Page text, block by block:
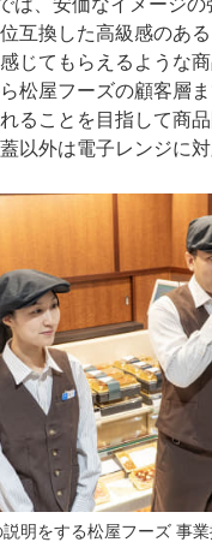
互換した高級感のあ
じてもらえるような
松屋フーズの顧客層
ることを目指して商
以外は電子レンジに対
明をする松屋フーズ 事